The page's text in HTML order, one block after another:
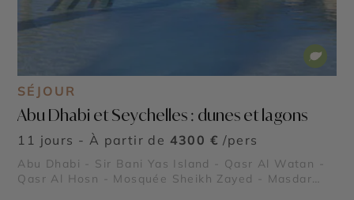
SÉJOUR
Abu Dhabi et Seychelles : dunes et lagons
11 jours - À partir de 4300 € /pers
Abu Dhabi - Sir Bani Yas Island - Qasr Al Watan -
Qasr Al Hosn - Mosquée Sheikh Zayed - Masdar